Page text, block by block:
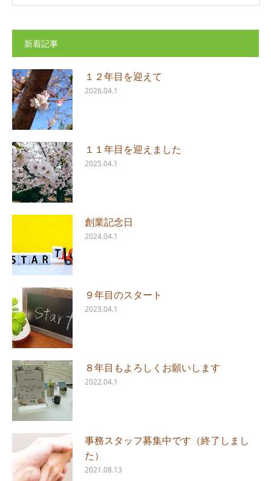
新着記事
１２年目を迎えて
2026.04.1
１１年目を迎えました
2025.04.1
創業記念日
2024.04.1
９年目のスタート
2023.04.1
８年目もよろしくお願いします
2022.04.1
事務スタッフ募集中です（終了しまし
た）
2021.08.13